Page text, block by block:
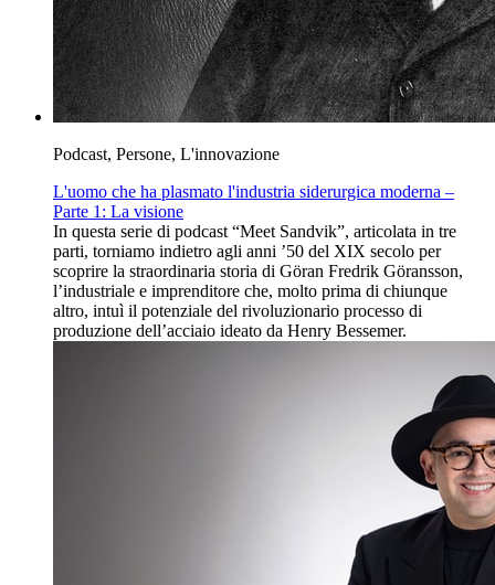
Podcast, Persone, L'innovazione
L'uomo che ha plasmato l'industria siderurgica moderna –
Parte 1: La visione
In questa serie di podcast “Meet Sandvik”, articolata in tre
parti, torniamo indietro agli anni ’50 del XIX secolo per
scoprire la straordinaria storia di Göran Fredrik Göransson,
l’industriale e imprenditore che, molto prima di chiunque
altro, intuì il potenziale del rivoluzionario processo di
produzione dell’acciaio ideato da Henry Bessemer.